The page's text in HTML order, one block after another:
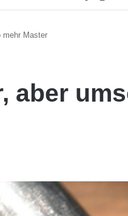
mehr Master
aber